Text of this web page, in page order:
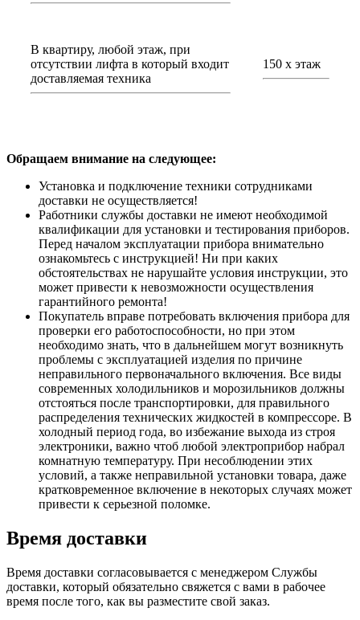
В квартиру, любой этаж, при
отсутствии лифта в который входит
доставляемая техника
150 х этаж
Обращаем внимание на следующее:
Установка и подключение техники сотрудниками
доставки не осуществляется!
Работники службы доставки не имеют необходимой
квалификации для установки и тестирования приборов.
Перед началом эксплуатации прибора внимательно
ознакомьтесь с инструкцией! Ни при каких
обстоятельствах не нарушайте условия инструкции, это
может привести к невозможности осуществления
гарантийного ремонта!
Покупатель вправе потребовать включения прибора для
проверки его работоспособности, но при этом
необходимо знать, что в дальнейшем могут возникнуть
проблемы с эксплуатацией изделия по причине
неправильного первоначального включения. Все виды
современных холодильников и морозильников должны
отстояться после транспортировки, для правильного
распределения технических жидкостей в компрессоре. В
холодный период года, во избежание выхода из строя
электроники, важно чтоб любой электроприбор набрал
комнатную температуру. При несоблюдении этих
условий, а также неправильной установки товара, даже
кратковременное включение в некоторых случаях может
привести к серьезной поломке.
Время доставки
Время доставки согласовывается с менеджером Службы
доставки, который обязательно свяжется с вами в рабочее
время после того, как вы разместите свой заказ.